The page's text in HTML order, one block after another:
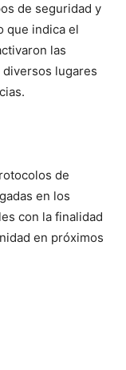
de seguridad y
que indica el
las
diversos lugares
de
en los
con la finalidad
en próximos